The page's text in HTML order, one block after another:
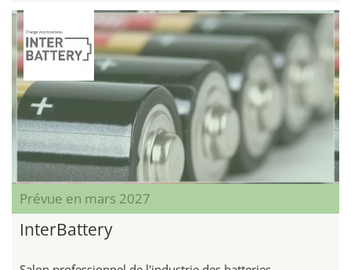
Prévue en mars 2027
InterBattery